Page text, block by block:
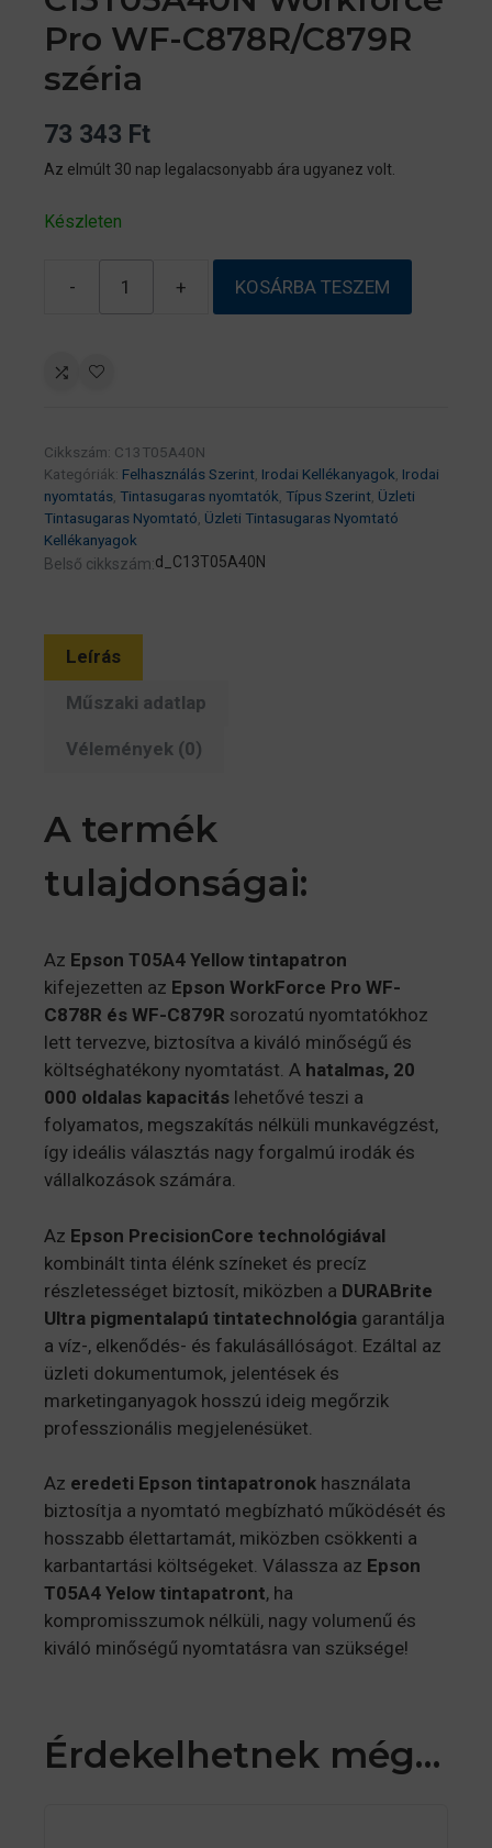
Pro WF-C878R/C879R
széria
73 343 Ft
Az elmúlt 30 nap legalacsonyabb ára ugyanez volt.
Készleten
-
Epson
C13T05A40N
Workforce
Pro
C878R/C879R
+ KOSÁRBA TESZEM
Cikkszám: C13T05A40N
Kategóriák: Felhasználás Szerint Irodai Kellékanyagok Irodai
nyomtatás Tintasugaras nyomtatók Típus Szerint Üzleti
Tintasugaras Nyomtató Üzleti Tintasugaras Nyomtató
Kellékanyagok
Belső cikkszám:d_C13T05A40N
Leírás
Műszaki adatlap
Vélemények (0)
A termék
tulajdonságai:
Az Epson T05A4 Yellow tintapatron
kifejezetten az Epson WorkForce Pro WF-
C878R és WF-C879R sorozatú nyomtatókhoz
lett tervezve, biztosítva a kiváló minőségű és
költséghatékony nyomtatást. A hatalmas, 20
000 oldalas kapacitás lehetővé teszi a
folyamatos, megszakítás nélküli munkavégzést,
így ideális választás nagy forgalmú irodák és
vállalkozások számára.
Az Epson PrecisionCore technológiával
kombinált tinta élénk színeket és precíz
részletességet biztosít, miközben a DURABrite
Ultra pigmentalapú tintatechnológia garantálja
a víz-, elkenődés- és fakulásállóságot. Ezáltal az
üzleti dokumentumok, jelentések és
marketinganyagok hosszú ideig megőrzik
professzionális megjelenésüket.
Az eredeti Epson tintapatronok használata
biztosítja a nyomtató megbízható működését és
hosszabb élettartamát, miközben csökkenti a
karbantartási költségeket. Válassza az Epson
T05A4 Yelow tintapatront, ha
kompromisszumok nélküli, nagy volumenű és
kiváló minőségű nyomtatásra van szüksége!
Érdekelhetnek még…